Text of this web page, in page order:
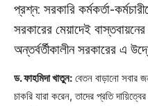
প্রশ্ন: সরকারি কর্মকর্তা-
সরকারের মেয়াদেই
অন্তর্বর্তীকালীন সরকারের এ
ড. ফাহমিদা খাতুন: বেতন বাড়ানো
চাকরি যারা করেন, তাদের প্রতি